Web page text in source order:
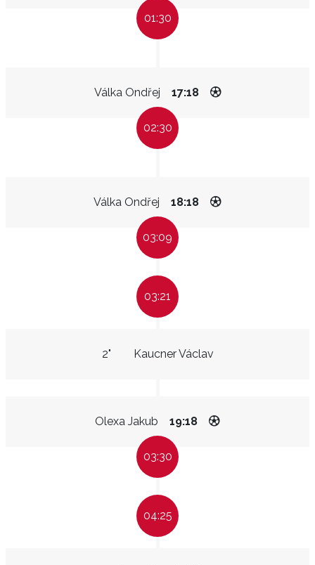
01:30
Válka Ondřej 17:18
02:30
Válka Ondřej 18:18
03:09
03:21
Kaucner Václav
2"
Olexa Jakub 19:18
03:30
04:25